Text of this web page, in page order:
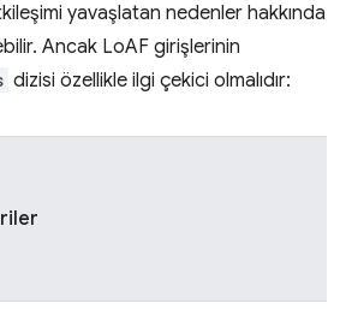
yavaşlatan nedenler hakkında
Ancak LoAF girişlerinin
dizisi özellikle ilgi çekici olmalıdır: